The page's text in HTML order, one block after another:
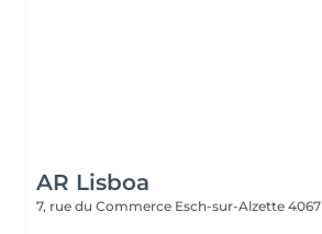
AR Lisboa
7, rue du Commerce Esch-sur-Alzette 4067